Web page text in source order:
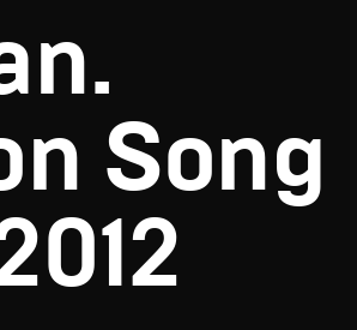
Song